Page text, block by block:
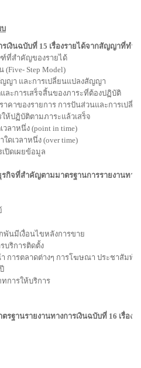
บ
รเงินฉบับที่ 15 เรื่องรายได้จากสัญญาที่ทำ
ที่สำคัญของรายได้
(Five- Step Model)
ญา และการเปลี่ยนแปลงสัญญา
ละการเสร็จสิ้นของภาระที่ต้องปฏิบัติ
าคาของรายการ การปันส่วนและการเปลี่
ห้ปฏิบัติตามภาระแล้วเสร็จ
าหนึ่ง (point in time)
เวลาหนึ่ง (over time)
ปิดเผยข้อมูล
รกิจที่สำคัญตามมาตรฐานการรายงานทา
นมีเงื่อนไขหลังการขาย
บริการติดตั้ง
การตลาดต่างๆ การโฆษณา ประชาสัมพั
การให้บริการ
รฐานรายงานทางการเงินฉบับที่ 16 เรื่อง